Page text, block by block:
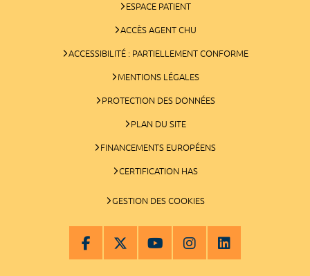
ESPACE PATIENT
ACCÈS AGENT CHU
ACCESSIBILITÉ : PARTIELLEMENT CONFORME
MENTIONS LÉGALES
PROTECTION DES DONNÉES
PLAN DU SITE
FINANCEMENTS EUROPÉENS
CERTIFICATION HAS
GESTION DES COOKIES